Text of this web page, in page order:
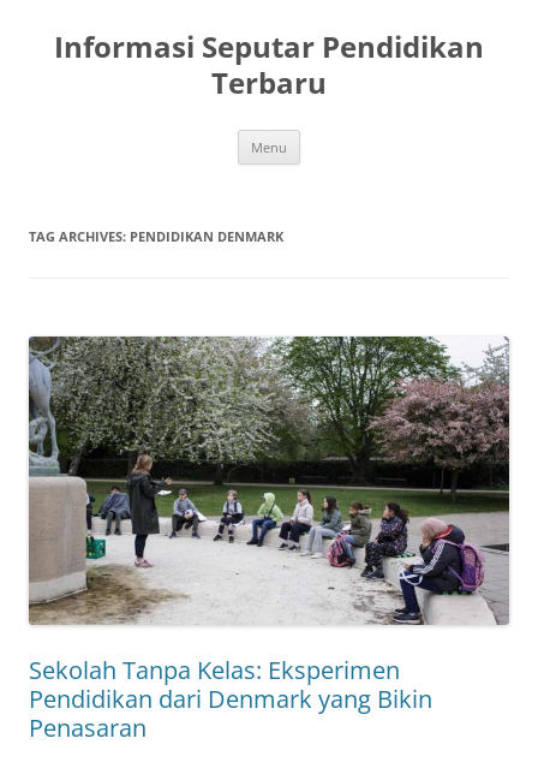
content
Informasi Seputar Pendidikan
Terbaru
Menu
TAG ARCHIVES: PENDIDIKAN DENMARK
Sekolah Tanpa Kelas: Eksperimen
Pendidikan dari Denmark yang Bikin
Penasaran